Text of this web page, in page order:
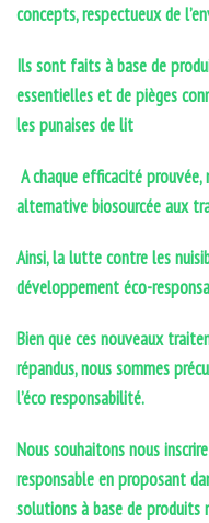
concepts, respectueux de
Ils sont faits à base de
essentielles et de pièges
les punaises de lit
A chaque efficacité
alternative biosourcée aux
Ainsi, la lutte contre les
développement éco-
Bien que ces nouveaux
répandus, nous sommes
l’éco responsabilité.
Nous souhaitons nous
responsable en proposant
solutions à base de produits